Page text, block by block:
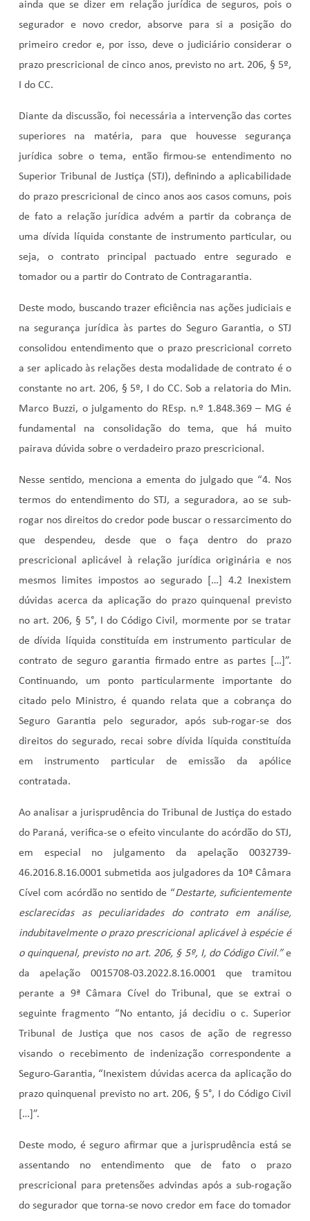
ainda que se dizer em relação jurídica de seguros, pois o
segurador e novo credor, absorve para si a posição do
primeiro credor e, por isso, deve o judiciário considerar o
prazo prescricional de cinco anos, previsto no art. 206, § 5º,
I do CC.
Diante da discussão, foi necessária a intervenção das cortes
superiores na matéria, para que houvesse segurança
jurídica sobre o tema, então firmou-se entendimento no
Superior Tribunal de Justiça (STJ), definindo a aplicabilidade
do prazo prescricional de cinco anos aos casos comuns, pois
de fato a relação jurídica advém a partir da cobrança de
uma dívida líquida constante de instrumento particular, ou
seja, o contrato principal pactuado entre segurado e
tomador ou a partir do Contrato de Contragarantia.
Deste modo, buscando trazer eficiência nas ações judiciais e
na segurança jurídica às partes do Seguro Garantia, o STJ
consolidou entendimento que o prazo prescricional correto
a ser aplicado às relações desta modalidade de contrato é o
constante no art. 206, § 5º, I do CC. Sob a relatoria do Min.
Marco Buzzi, o julgamento do REsp. n.º 1.848.369 – MG é
fundamental na consolidação do tema, que há muito
pairava dúvida sobre o verdadeiro prazo prescricional.
Nesse sentido, menciona a ementa do julgado que “4. Nos
termos do entendimento do STJ, a seguradora, ao se sub-
rogar nos direitos do credor pode buscar o ressarcimento do
que despendeu, desde que o faça dentro do prazo
prescricional aplicável à relação jurídica originária e nos
mesmos limites impostos ao segurado […] 4.2Inexistem
dúvidas acerca da aplicação do prazo quinquenal previsto
no art. 206, § 5°, I do Código Civil, mormente por se tratar
de dívida líquida constituída em instrumento particular de
contrato de seguro garantia firmado entre as partes […]”.
Continuando, um ponto particularmente importante do
citado pelo Ministro, é quando relata que a cobrança do
Seguro Garantia pelo segurador, após sub-rogar-se dos
direitos do segurado, recai sobre dívida líquida constituída
em instrumento particular de emissão da apólice
contratada.
Ao analisar a jurisprudência do Tribunal de Justiça do estado
do Paraná, verifica-se o efeito vinculante do acórdão do STJ,
em especial no julgamento da apelação 0032739-
46.2016.8.16.0001 submetida aos julgadores da 10ª Câmara
Cível com acórdão no sentido de “Destarte, suficientemente
esclarecidas as peculiaridades do contrato em análise,
indubitavelmente o prazo prescricional aplicável à espécie é
o quinquenal, previsto no art. 206, § 5º, I, do Código Civil.”e
da apelação 0015708-03.2022.8.16.0001que tramitou
perante a 9ª Câmara Cível do Tribunal, que se extrai o
seguinte fragmento “No entanto, já decidiu o c. Superior
Tribunal de Justiça que nos casos de ação de regresso
visando o recebimento de indenização correspondente a
Seguro-Garantia, “Inexistem dúvidas acerca da aplicação do
prazo quinquenal previsto no art. 206, § 5°, I do Código Civil
[…]”.
Deste modo, é seguro afirmar que a jurisprudência está se
assentando no entendimento que de fato o prazo
prescricional para pretensões advindas após a sub-rogação
do segurador que torna-se novo credor em face do tomador